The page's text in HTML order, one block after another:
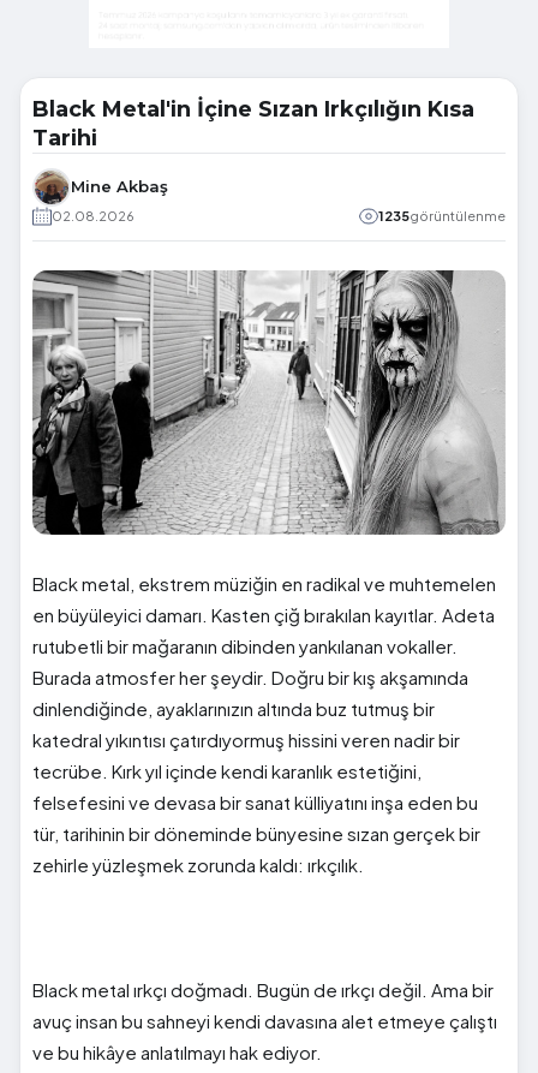
Black Metal'in İçine Sızan Irkçılığın Kısa
Tarihi
Mine Akbaş
02.08.2026 1235görüntülenme
Black metal, ekstrem müziğin en radikal ve muhtemelen
en büyüleyici damarı. Kasten çiğ bırakılan kayıtlar. Adeta
rutubetli bir mağaranın dibinden yankılanan vokaller.
Burada atmosfer her şeydir. Doğru bir kış akşamında
dinlendiğinde, ayaklarınızın altında buz tutmuş bir
katedral yıkıntısı çatırdıyormuş hissini veren nadir bir
tecrübe. Kırk yıl içinde kendi karanlık estetiğini,
felsefesini ve devasa bir sanat külliyatını inşa eden bu
tür, tarihinin bir döneminde bünyesine sızan gerçek bir
zehirle yüzleşmek zorunda kaldı: ırkçılık.
Black metal ırkçı doğmadı. Bugün de ırkçı değil. Ama bir
avuç insan bu sahneyi kendi davasına alet etmeye çalıştı
ve bu hikâye anlatılmayı hak ediyor.